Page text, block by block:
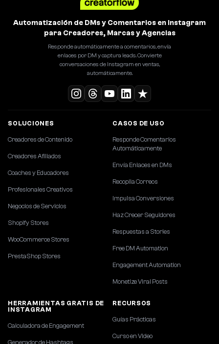
Automatización de DMs y Comentarios en Instagram
para Creadores, Marcas y Agencias
Responde automáticamente a comentarios, envía
enlaces por DM y captura leads. Convierte
conversaciones de Instagram en ventas,
automáticamente.
SOLUCIONES
Creadores de Contenido
Creadores Afiliados
Coaches y Educadores
Profesionales Creativos
Negocios de Servicios
Shopify Stores
WooCommerce Stores
PrestaShop Stores
CASOS DE USO
Responde Comentarios
Automáticamente
Envía Enlaces en DMs
Recopila Correos
Impulsa Conversiones
Haz Crecer Seguidores
Respuestas a Stories
Free DM Automation
Engagement Automation
Monetize Viral Posts
HERRAMIENTAS GRATIS DE
INSTAGRAM
Calculadora de Engagement
Generador de Hashtags
RECURSOS
Guías Prácticas
Curso en Video